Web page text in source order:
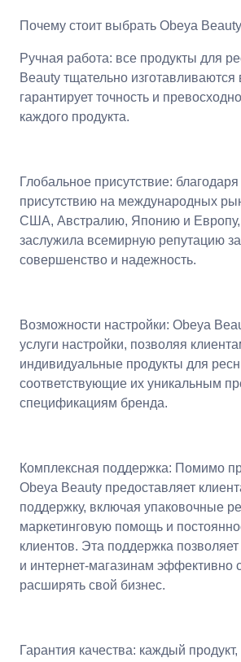
Почему стоит выбрать Obeya
Ручная работа: все продукты для
Beauty тщательно изготавливаются
гарантирует точность и
каждого продукта.
Глобальное присутствие:
присутствию на международных
США, Австралию, Японию и Европу,
заслужила всемирную репутацию
совершенство и надежность.
Возможности настройки: Obeya
услуги настройки, позволяя
индивидуальные продукты для
соответствующие их уникальным
спецификациям бренда.
Комплексная поддержка: Помимо
Obeya Beauty предоставляет
поддержку, включая упаковочные
маркетинговую помощь и
клиентов. Эта поддержка
и интернет-магазинам эффективно
расширять свой бизнес.
Гарантия качества: каждый